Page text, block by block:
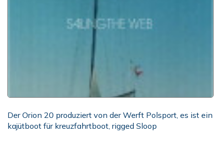
Der Orion 20 produziert von der Werft Polsport, es ist ein
kajütboot für kreuzfahrtboot, rigged Sloop